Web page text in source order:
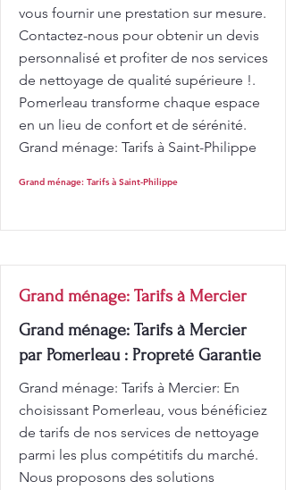
vous fournir une prestation sur mesure.
Contactez-nous pour obtenir un devis
personnalisé et profiter de nos services
de nettoyage de qualité supérieure !.
Pomerleau transforme chaque espace
en un lieu de confort et de sérénité.
Grand ménage: Tarifs à Saint-Philippe
Grand ménage: Tarifs à Saint-Philippe
Grand ménage: Tarifs à Mercier
Grand ménage: Tarifs à Mercier
par Pomerleau : Propreté Garantie
Grand ménage: Tarifs à Mercier: En
choisissant Pomerleau, vous bénéficiez
de tarifs de nos services de nettoyage
parmi les plus compétitifs du marché.
Nous proposons des solutions